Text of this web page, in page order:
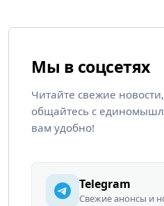
Мы в соцсетях
Читайте свежие
общайтесь с
вам удобно!
Telegram
Свежие анонсы и